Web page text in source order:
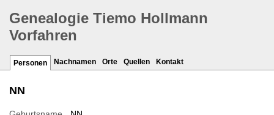
Genealogie Tiemo Hollmann
Vorfahren
Personen Nachnamen Orte Quellen Kontakt
NN